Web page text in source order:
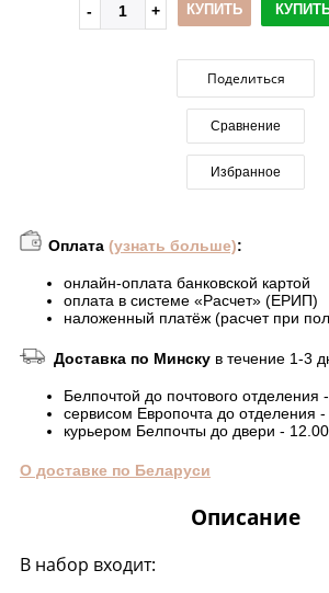
КУПИТЬ
Поделиться
Сравнение
Избранное
Оплата (узнать больше):
онлайн-оплата банковской картой
оплата в системе «Расчет» (ЕРИП)
наложенный платёж (расчет при
Доставка по Минску в течение 1-3
Белпочтой до почтового отделения
сервисом Европочта до отделения -
курьером Белпочты до двери -
О доставке по Беларуси
Описание
В набор входит: